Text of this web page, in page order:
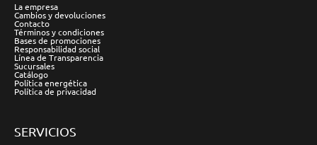
La empresa
Cambios y devoluciones
Contacto
Términos y condiciones
Bases de promociones
Responsabilidad social
Línea de Transparencia
Sucursales
Catálogo
Política energética
Política de privacidad
SERVICIOS